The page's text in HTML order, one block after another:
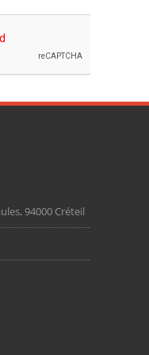
94000 Créteil